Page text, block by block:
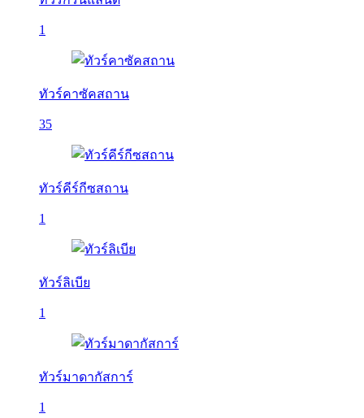
1
ทัวร์คาซัคสถาน
35
ทัวร์คีร์กีซสถาน
1
ทัวร์ลิเบีย
1
ทัวร์มาดากัสการ์
1